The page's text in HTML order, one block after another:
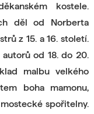
kostele.
děl od Norberta
z 15. a 16. století.
od 18. do 20.
malbu velkého
boha mamonu,
spořitelny.